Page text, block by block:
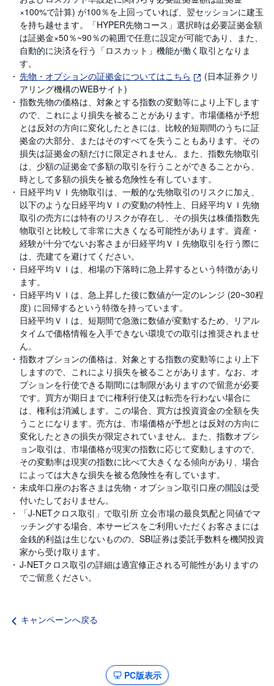
×100%で計算) が100％を上回っていれば、翌セッションに建玉
を持ち越せます。「HYPER先物コース」選択時は必要証拠金額
は証拠金×50％~90％の範囲で任意に設定が可能であり、また、
自動的に決済を行う「ロスカット」機能が働く取引となりま
す。
先物・オプションの証拠金についてはこちら
(日本証券クリ
アリング機構のWEBサイト)
指数先物の価格は、対象とする指数の変動等により上下します
ので、これにより損失を被ることがあります。市場価格が予想
とは反対の方向に変化したときには、比較的短期間のうちに証
拠金の大部分、またはそのすべてを失うこともあります。その
損失は証拠金の額だけに限定されません。また、指数先物取引
は、少額の証拠金で多額の取引を行うことができることから、
時として多額の損失を被る危険性を有しています。
日経平均ＶＩ先物取引は、一般的な先物取引のリスクに加え、
以下のような日経平均ＶＩの変動の特性上、日経平均ＶＩ先物
取引の売方には特有のリスクが存在し、その損失は株価指数先
物取引と比較して非常に大きくなる可能性があります。資産・
経験が十分でないお客さまが日経平均ＶＩ先物取引を行う際に
は、売建てを避けてください。
日経平均ＶＩは、相場の下落時に急上昇するという特徴があり
ます。
日経平均ＶＩは、急上昇した後に数値が一定のレンジ (20~30程
度) に回帰するという特徴を持っています。
日経平均ＶＩは、短期間で急激に数値が変動するため、リアル
タイムで価格情報を入手できない環境での取引は推奨されませ
ん。
指数オプションの価格は、対象とする指数の変動等により上下
しますので、これにより損失を被ることがあります。なお、オ
プションを行使できる期間には制限がありますので留意が必要
です。買方が期日までに権利行使又は転売を行わない場合に
は、権利は消滅します。この場合、買方は投資資金の全額を失
うことになります。売方は、市場価格が予想とは反対の方向に
変化したときの損失が限定されていません。また、指数オプシ
ョン取引は、市場価格が現実の指数に応じて変動しますので、
その変動率は現実の指数に比べて大きくなる傾向があり、場合
によっては大きな損失を被る危険性を有しています。
未成年口座のお客さまは先物・オプション取引口座の開設は受
付いたしておりません。
「J-NETクロス取引」で取引所 立会市場の最良気配と同値でマ
ッチングする場合、本サービスをご利用いただくお客さまには
金銭的利益は生じないものの、SBI証券は委託手数料を機関投資
家から受け取ります。
J-NETクロス取引の詳細は適宜修正される可能性がありますの
でご留意ください。
キャンペーンへ戻る
PC版表示